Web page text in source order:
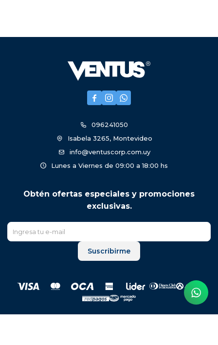
  
096241050
Isabela 3265, Montevideo
info@ventuscorp.com.uy
Lunes a Viernes de 09:00 a 18:00 hs
Obtén ofertas especiales y promociones
exclusivas.
Suscribirme